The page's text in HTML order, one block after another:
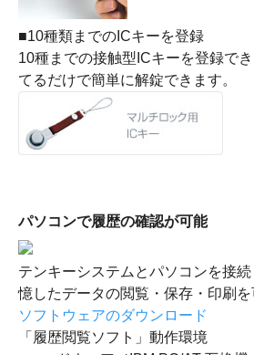
■10種類までのICキーを登録
10種までの接触型ICキーを登録で
てるだけで簡単に解錠できます。
パソコンで履歴の確認が可能
テンキーシステムとパソコンを接
憶したデータの閲覧・保存・印刷
ソフトウェアのダウンロード
「履歴閲覧ソフト」動作環境